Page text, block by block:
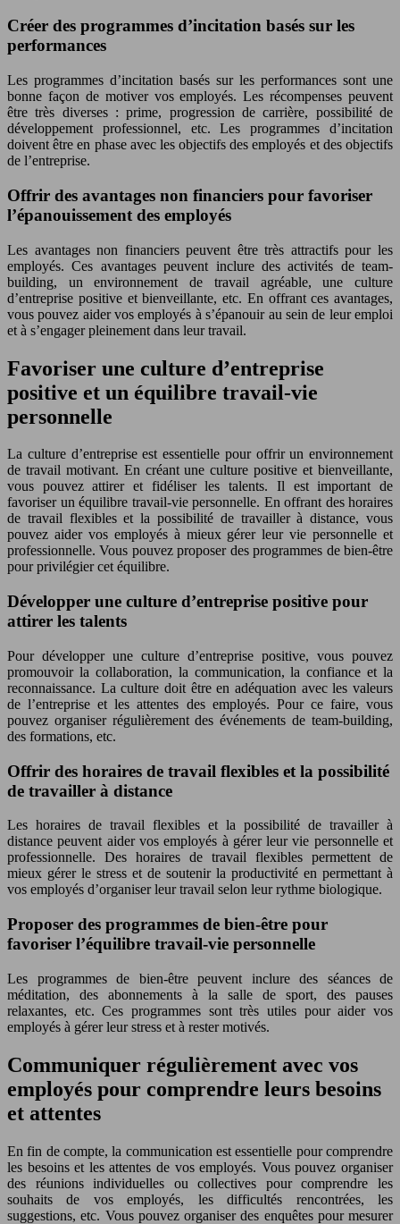
Créer des programmes d’incitation basés sur les
performances
Les programmes d’incitation basés sur les performances sont une
bonne façon de motiver vos employés. Les récompenses peuvent
être très diverses : prime, progression de carrière, possibilité de
développement professionnel, etc. Les programmes d’incitation
doivent être en phase avec les objectifs des employés et des objectifs
de l’entreprise.
Offrir des avantages non financiers pour favoriser
l’épanouissement des employés
Les avantages non financiers peuvent être très attractifs pour les
employés. Ces avantages peuvent inclure des activités de team-
building, un environnement de travail agréable, une culture
d’entreprise positive et bienveillante, etc. En offrant ces avantages,
vous pouvez aider vos employés à s’épanouir au sein de leur emploi
et à s’engager pleinement dans leur travail.
Favoriser une culture d’entreprise
positive et un équilibre travail-vie
personnelle
La culture d’entreprise est essentielle pour offrir un environnement
de travail motivant. En créant une culture positive et bienveillante,
vous pouvez attirer et fidéliser les talents. Il est important de
favoriser un équilibre travail-vie personnelle. En offrant des horaires
de travail flexibles et la possibilité de travailler à distance, vous
pouvez aider vos employés à mieux gérer leur vie personnelle et
professionnelle. Vous pouvez proposer des programmes de bien-être
pour privilégier cet équilibre.
Développer une culture d’entreprise positive pour
attirer les talents
Pour développer une culture d’entreprise positive, vous pouvez
promouvoir la collaboration, la communication, la confiance et la
reconnaissance. La culture doit être en adéquation avec les valeurs
de l’entreprise et les attentes des employés. Pour ce faire, vous
pouvez organiser régulièrement des événements de team-building,
des formations, etc.
Offrir des horaires de travail flexibles et la possibilité
de travailler à distance
Les horaires de travail flexibles et la possibilité de travailler à
distance peuvent aider vos employés à gérer leur vie personnelle et
professionnelle. Des horaires de travail flexibles permettent de
mieux gérer le stress et de soutenir la productivité en permettant à
vos employés d’organiser leur travail selon leur rythme biologique.
Proposer des programmes de bien-être pour
favoriser l’équilibre travail-vie personnelle
Les programmes de bien-être peuvent inclure des séances de
méditation, des abonnements à la salle de sport, des pauses
relaxantes, etc. Ces programmes sont très utiles pour aider vos
employés à gérer leur stress et à rester motivés.
Communiquer régulièrement avec vos
employés pour comprendre leurs besoins
et attentes
En fin de compte, la communication est essentielle pour comprendre
les besoins et les attentes de vos employés. Vous pouvez organiser
des réunions individuelles ou collectives pour comprendre les
souhaits de vos employés, les difficultés rencontrées, les
suggestions, etc. Vous pouvez organiser des enquêtes pour mesurer